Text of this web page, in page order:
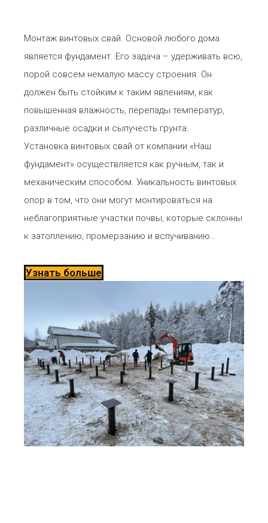
Монтаж винтовых свай. Основой любого дома
является фундамент. Его задача – удерживать всю,
порой совсем немалую массу строения. Он
должен быть стойким к таким явлениям, как
повышенная влажность, перепады температур,
различные осадки и сыпучесть грунта.
Установка винтовых свай от компании «Наш
фундамент» осуществляется как ручным, так и
механическим способом. Уникальность винтовых
опор в том, что они могут монтироваться на
неблагоприятные участки почвы, которые склонны
к затоплению, промерзанию и вспучиванию…
Узнать больше